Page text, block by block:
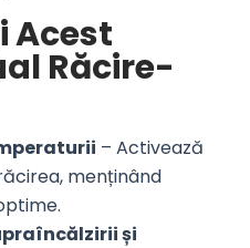
Acest
Răcire-
– Activează
menținând
și